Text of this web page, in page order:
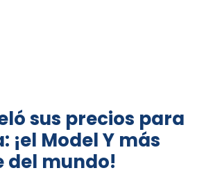
sus precios para
¡el Model Y más
del mundo!